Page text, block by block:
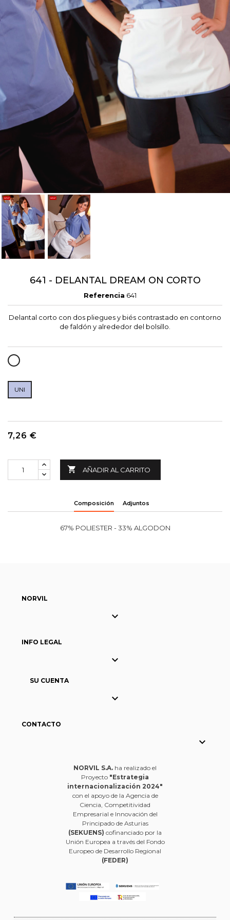
641 - DELANTAL DREAM ON CORTO
Referencia 641
Delantal corto con dos pliegues y biés contrastado en contorno
de faldón y alrededor del bolsillo.
BLANCO
UNI
7,26 €
 AÑADIR AL CARRITO
Composición Adjuntos
67% POLIESTER - 33% ALGODON
NORVIL

INFO LEGAL

SU CUENTA

CONTACTO

Cancelar Crear lista de Favoritos
Cancelar Iniciar sesión
NORVIL S.A. ha realizado el
Proyecto "Estrategia
internacionalización 2024"
con el apoyo de la Agencia de
Ciencia, Competitividad
Empresarial e Innovación del
Principado de Asturias
(SEKUENS) cofinanciado por la
Unión Europea a través del Fondo
Europeo de Desarrollo Regional
(FEDER)